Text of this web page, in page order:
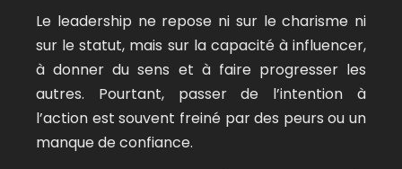
Le leadership ne repose ni sur le charisme ni
sur le statut, mais sur la capacité à influencer,
à donner du sens et à faire progresser les
autres. Pourtant, passer de l’intention à
l’action est souvent freiné par des peurs ou un
manque de confiance.